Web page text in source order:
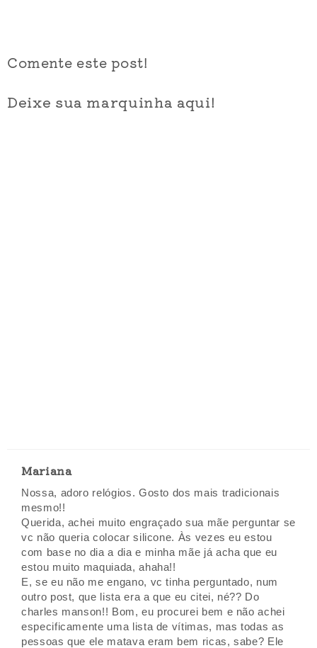
Comente este post!
Deixe sua marquinha aqui!
Mariana
Nossa, adoro relógios. Gosto dos mais tradicionais
mesmo!!
Querida, achei muito engraçado sua mãe perguntar se
vc não queria colocar silicone. Às vezes eu estou
com base no dia a dia e minha mãe já acha que eu
estou muito maquiada, ahaha!!
E, se eu não me engano, vc tinha perguntado, num
outro post, que lista era a que eu citei, né?? Do
charles manson!! Bom, eu procurei bem e não achei
especificamente uma lista de vítimas, mas todas as
pessoas que ele matava eram bem ricas, sabe? Ele